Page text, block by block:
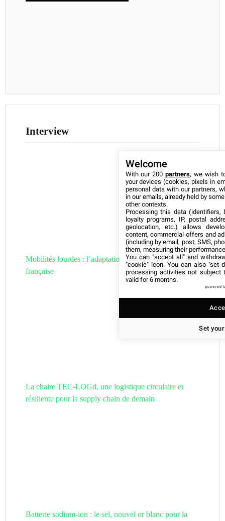
Interview
Mobilités lourdes : l’adaptation de la filière hydrogène
française
La chaire TEC-LOGd, une logistique circulaire et
résiliente pour la supply chain de demain
Batterie sodium-ion : le sel, nouvel or blanc pour la
Welcome
With our 200partners, we wish
your devices (cookies, pixels in
personal data with our partners,
in our emails, already held by
other contexts.
Processing this data (identifiers,
loyalty programs, IP, postal
geolocation, etc.) allows
content, commercial offers and
(including by email, post, SMS,
them, measuring their
You can "accept all" and
"cookie" icon. You can also "set
processing activities not subject
valid for 6 months.
powered
Set